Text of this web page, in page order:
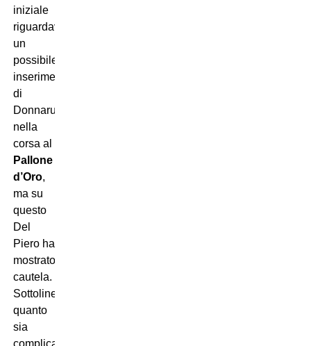
iniziale
riguardava
un
possibile
inserimento
di
Donnarumma
nella
corsa al
Pallone
d’Oro,
ma su
questo
Del
Piero ha
mostrato
cautela.
Sottolineando
quanto
sia